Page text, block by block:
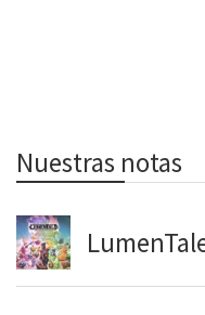
Nuestras notas